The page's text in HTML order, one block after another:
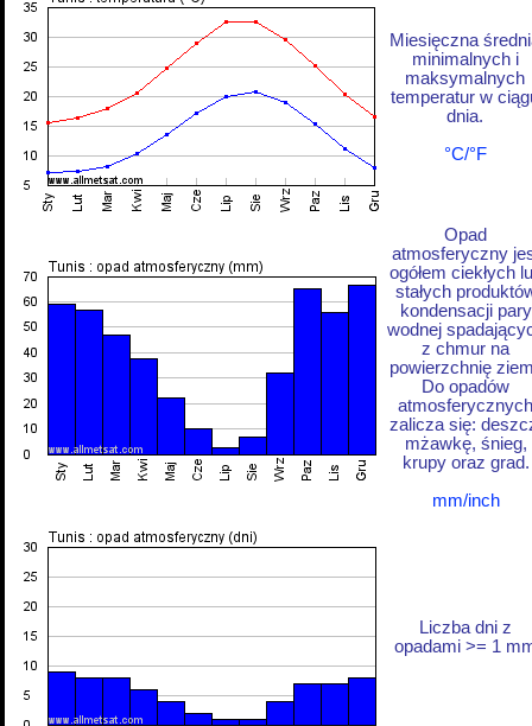
Miesięczna
minimalnych i
maksymalnych
temperatur w
dnia.
°C/°F
Opad
atmosferyczny
ogółem ciekłych
stałych
kondensacji pary
wodnej
z chmur na
powierzchnię
Do opadów
atmosferycznych
zalicza się:
mżawkę, śnieg,
krupy oraz grad.
mm/inch
Liczba dni z
opadami >= 1